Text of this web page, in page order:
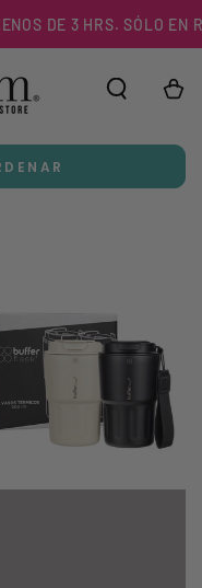
DE 3 HRS. SÓLO EN
Carrito